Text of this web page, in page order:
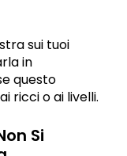
sui tuoi
in
questo
ricci o ai livelli.
Si